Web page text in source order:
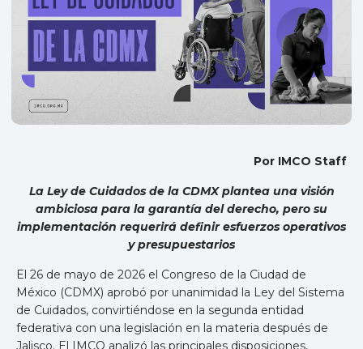
Por IMCO Staff
La Ley de Cuidados de la CDMX plantea una visión
ambiciosa para la garantía del derecho, pero su
implementación requerirá definir esfuerzos operativos
y presupuestarios
El 26 de mayo de 2026 el Congreso de la Ciudad de
México (CDMX) aprobó por unanimidad la Ley del Sistema
de Cuidados, convirtiéndose en la segunda entidad
federativa con una legislación en la materia después de
Jalisco. El IMCO analizó las principales disposiciones,